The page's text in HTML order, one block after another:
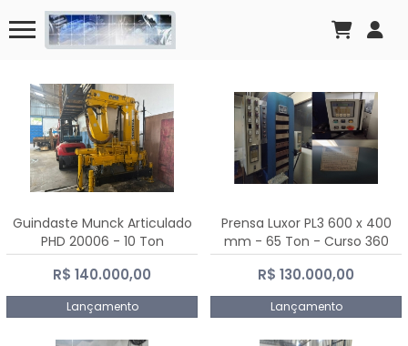
Guindaste Munck Articulado
PHD 20006 - 10 Ton
R$ 140.000,00
Lançamento
Prensa Luxor PL3 600 x 400
mm - 65 Ton - Curso 360
mm
R$ 130.000,00
Lançamento